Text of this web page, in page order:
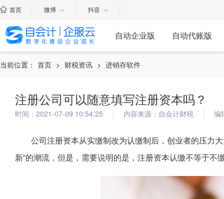
首页 微博 抖音
自动企业版 自动代账版
当前位置： 首页 > 财税资讯 > 进销存软件
注册公司可以随意填写注册资本吗？
时间：2021-07-09 10:54:25 内容来源：自会计财税 编
公司注册资本从实缴制改为认缴制后，创业者的压力
新”的潮流，但是，需要说明的是，注册资本认缴不等于